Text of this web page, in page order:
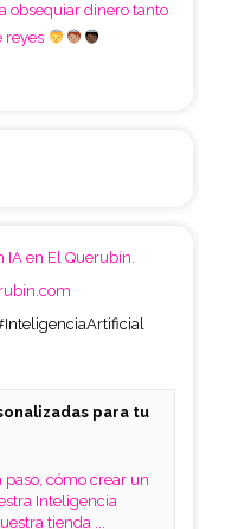
obsequiar dinero tanto
reyes
IA en El Querubín.
para tu
paso, cómo crear un
Inteligencia
tienda ...